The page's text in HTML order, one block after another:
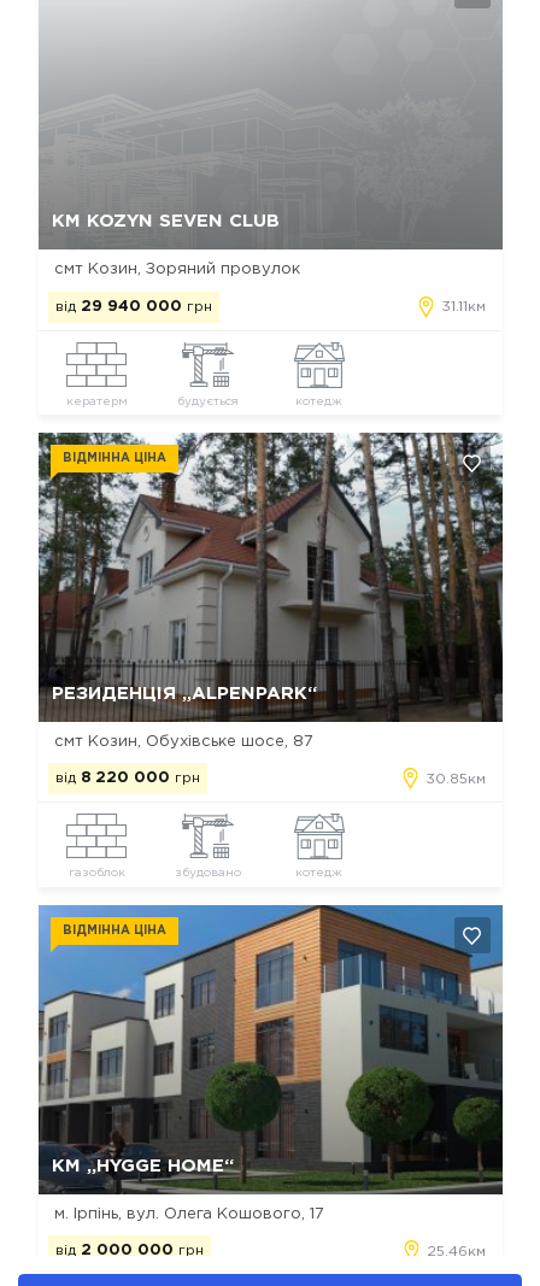
КМ KOZYN SEVEN CLUB
смт Козин, Зоряний провулок
від 29 940 000 грн 31.11км
кератерм будується котедж
РЕЗИДЕНЦІЯ „ALPENPARK“
ВІДМІННА ЦІНА
смт Козин, Обухівське шосе, 87
від 8 220 000 грн 30.85км
газоблок збудовано котедж
Так, видалити Відміна
КМ „HYGGE HOME“
ВІДМІННА ЦІНА
м. Ірпінь, вул. Олега Кошового, 17
від 2 000 000 грн 25.46км